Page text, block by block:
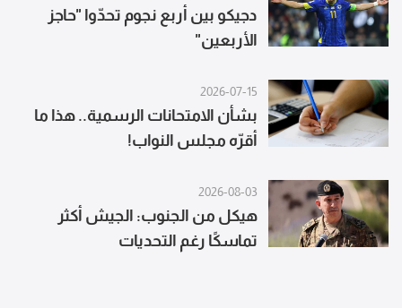
دجيكو بين أربع نجوم تحدّوا "حاجز
الأربعين"
2026-07-15
بشأن الامتحانات الرسمية.. هذا ما
أقرّه مجلس النواب!
2026-08-03
هيكل من الجنوب: الجيش أكثر
تماسكًا رغم التحديات